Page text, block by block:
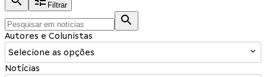
Filtrar
Autores e Colunistas
Selecione as opções
Notícias